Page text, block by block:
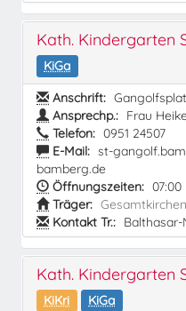
Kath. Kindergarten
KiGa
Anschrift:
Ansprechp.: Frau
Telefon: 0951 24507
E-Mail: st-
bamberg.de
Öffnungszeiten: 07:00
Träger:
Kontakt Tr.: Balthasar-
Kath. Kindergarten
KiKri
KiGa